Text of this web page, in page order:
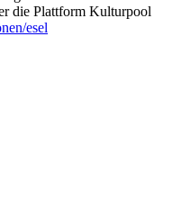
die Plattform Kulturpool
esel